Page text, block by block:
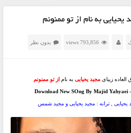
به نام از تو ممنونم
793,856 views بدون نظر
زیبای مجید یحیاییبه نام از تو ممنونم
Download New SOng By Majid Yahyaei
یحیایی , ترانه : مجید یحیایی و مجید شمس